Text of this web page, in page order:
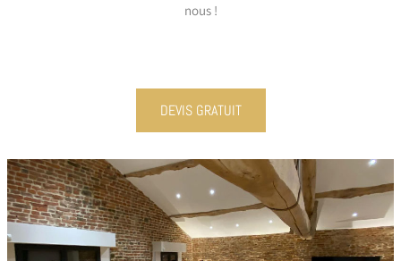
nous !
DEVIS GRATUIT